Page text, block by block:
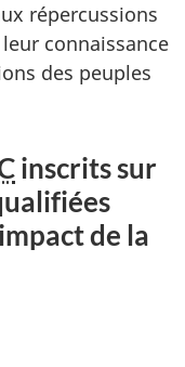
répercussions
connaissance
des peuples
inscrits sur
de la